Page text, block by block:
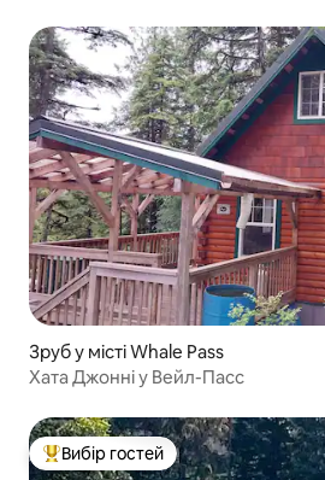
Зруб у місті Whale Pass
Хата Джонні у Вейл-Пасс
Топ вибір гостей
Вибір гостей